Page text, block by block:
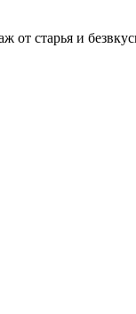
старья и